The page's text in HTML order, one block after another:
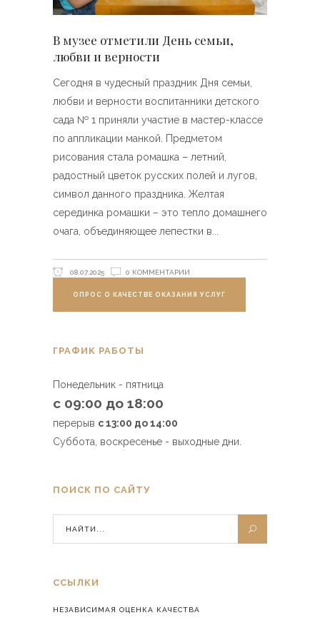
В музее отметили День семьи,
любви и верности
Сегодня в чудесный праздник Дня семьи,
любви и верности воспитанники детского
сада № 1 приняли участие в мастер-классе
по аппликации манкой. Предметом
рисования стала ромашка – летний,
радостный цветок русских полей и лугов,
символ данного праздника. Желтая
серединка ромашки – это тепло домашнего
очага, объединяющее лепестки в
08.07.2025 0 КОММЕНТАРИИ
ОПРОС О КАЧЕСТВЕ ОКАЗАНИЯ УСЛУГ
ГРАФИК РАБОТЫ
Понедельник - пятница
с 09:00 до 18:00
перерыв с 13:00 до 14:00
Суббота, воскресенье - выходные дни.
ПОИСК ПО САЙТУ
ССЫЛКИ
НЕЗАВИСИМАЯ ОЦЕНКА КАЧЕСТВА